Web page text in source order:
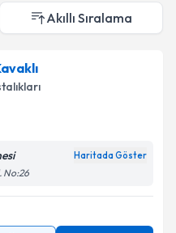
Akıllı Sıralama
Haritada Göster
No:26